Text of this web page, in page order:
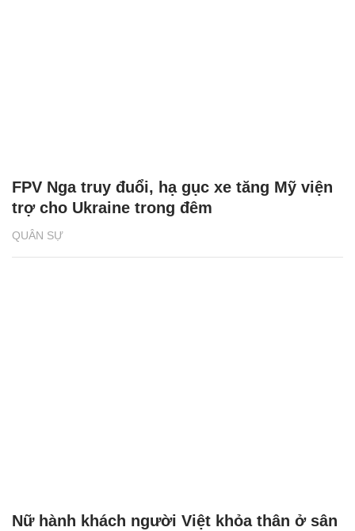
QUÂN SỰ
FPV Nga truy đuổi, hạ gục xe tăng Mỹ viện
trợ cho Ukraine trong đêm
Nữ hành khách người Việt khỏa thân ở sân